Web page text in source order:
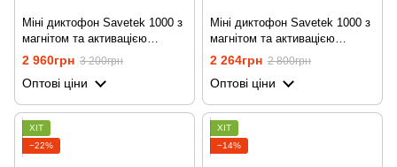
Міні диктофон Savetek 1000 з
магнітом та активацією
голосом, 32 Gb, 600 годин
2 960грн 3 200грн
Оптові ціни
Міні диктофон Savetek 1000 з
магнітом та активацією
голосом, 8 Gb, 600 годин
2 264грн 2 800грн
Оптові ціни
ХІТ
−22%
ХІТ
−14%